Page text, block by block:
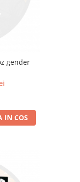
gender
IN COS